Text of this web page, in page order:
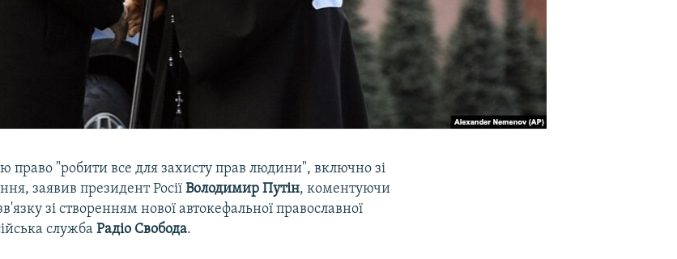
право "робити все для захисту прав людини", включно зі
заявив президент РосіїВолодимир Путін, коментуючи
зі створенням нової автокефальної православної
службаРадіо Свобода.